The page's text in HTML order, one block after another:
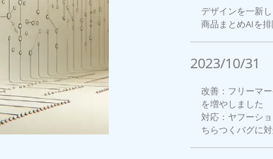
デザインを一新
商品まとめAIを
2023/10/31
改善：フリーマ
を増やしました
対応：ヤフーシ
ちらつくバグに